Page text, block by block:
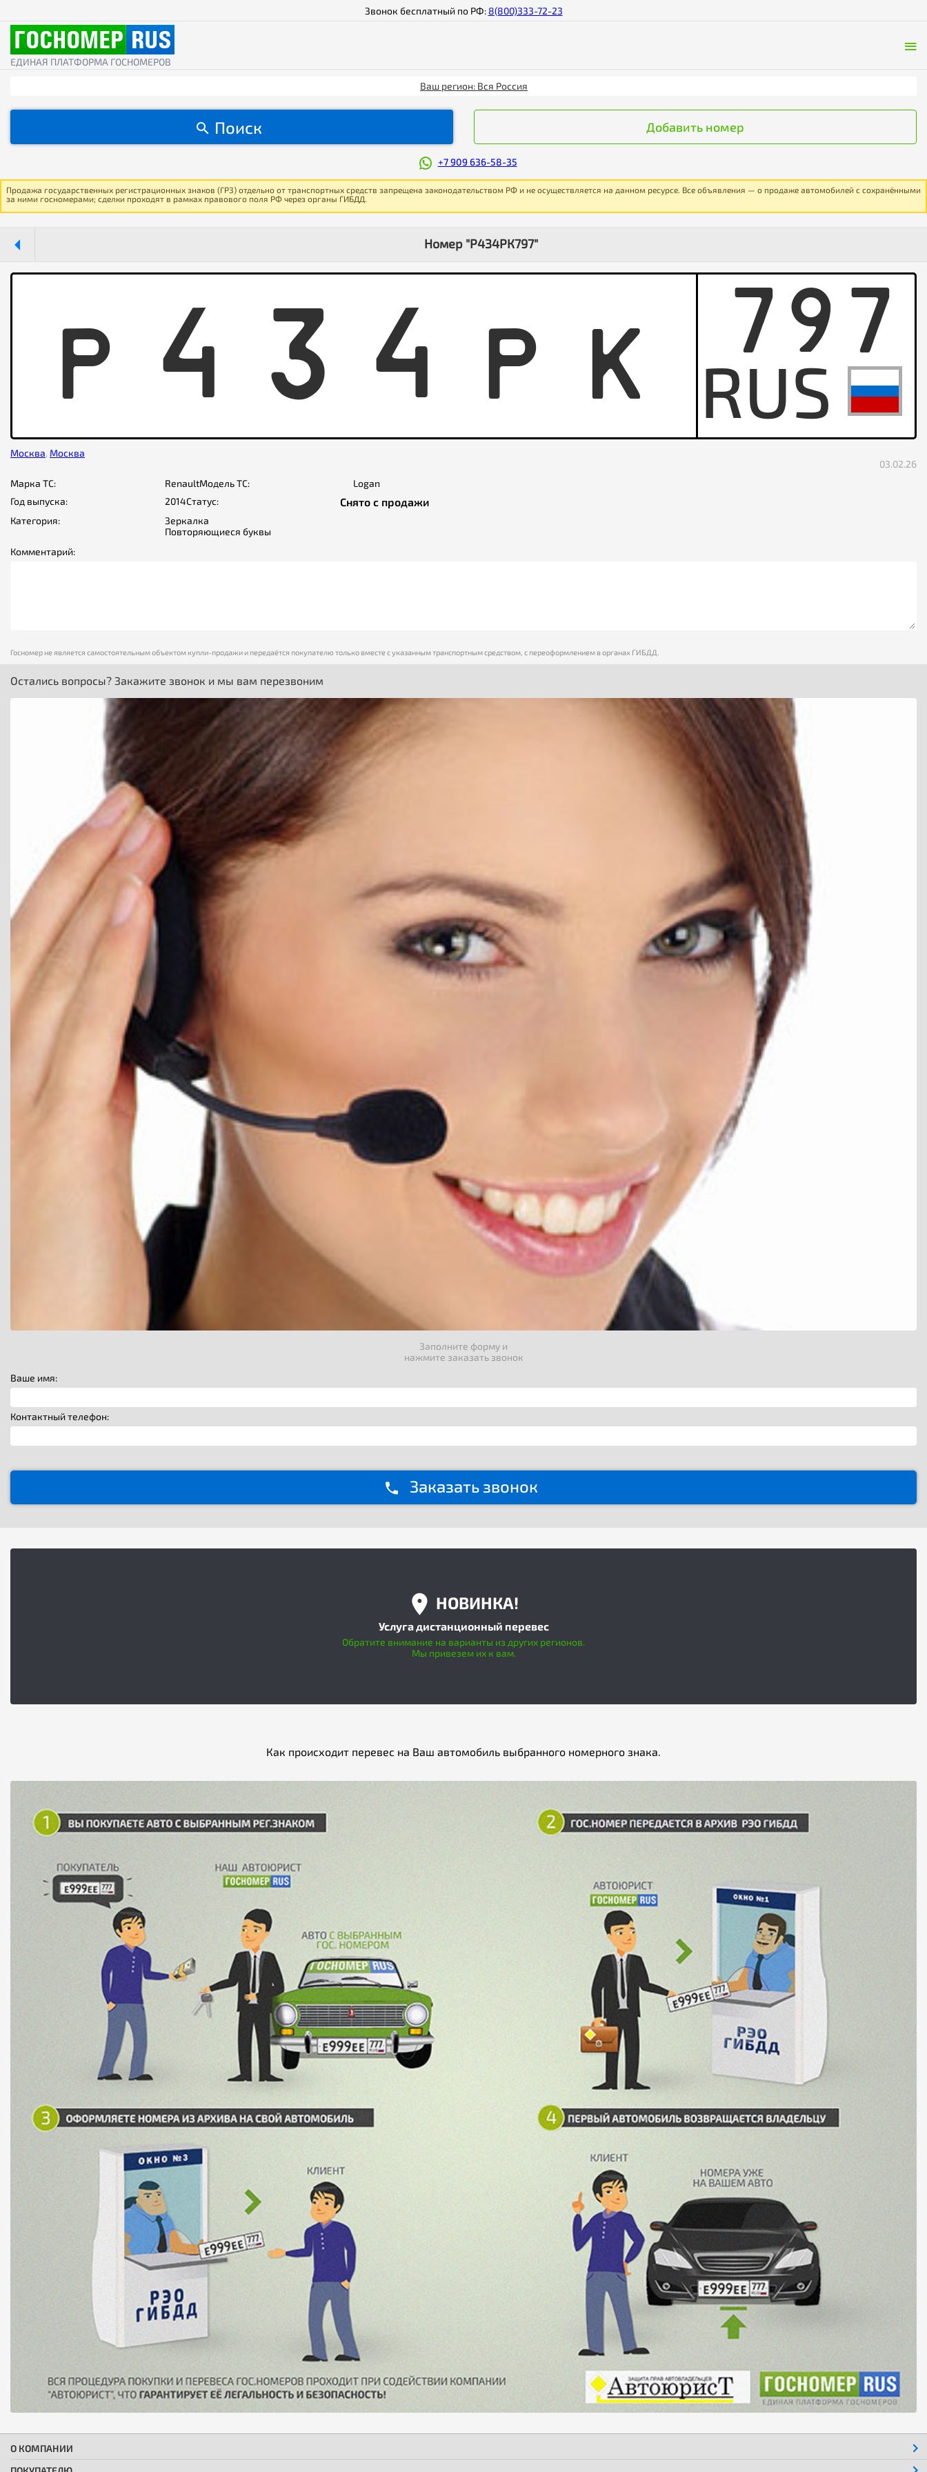
Звонок бесплатный по РФ: 8(800)333-72-23
ЕДИНАЯ ПЛАТФОРМА ГОСНОМЕРОВ
Ваш регион: Вся Россия
Поиск Добавить номер
+7 909 636-58-35
Продажа государственных регистрационных знаков (ГРЗ) отдельно от транспортных средств запрещена законодательством РФ и не осуществляется на данном ресурсе. Все объявления — о продаже автомобилей с сохранёнными
за ними госномерами; сделки проходят в рамках правового поля РФ через органы ГИБДД.
Номер "Р434РК797"
P 4 3 4 P K 797
Москва, Москва
03.02.26
Марка ТС:
RenaultМодель ТС:
Logan
Год выпуска:
2014Статус: Снято с продажи
Категория:
Зеркалка
Повторяющиеся буквы
Комментарий:
Госномер не является самостоятельным объектом купли-продажи и передаётся покупателю только вместе с указанным транспортным средством, с переоформлением в органах ГИБДД.
Остались вопросы? Закажите звонок и мы вам перезвоним
Заполните форму и
нажмите заказать звонок
Ваше имя:
Контактный телефон:
Заказать звонок
НОВИНКА!
Услуга дистанционный перевес
Обратите внимание на варианты из других регионов.
Мы привезем их к вам.
Как происходит перевес на Ваш автомобиль выбранного номерного знака.
О КОМПАНИИ